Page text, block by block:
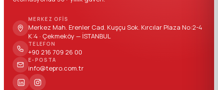
MERKEZ OFIS
Merkez Mah. Erenler Cad. Kuşçu Sok. Kırcılar Plaza No:2-4
K:4 · Çekmeköy — İSTANBUL
TELEFON
+90 216 709 26 00
E-POSTA
info@tepro.com.tr